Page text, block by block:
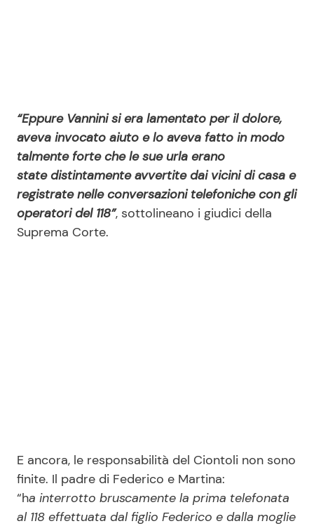
“Eppure Vannini si era lamentato per il dolore,
aveva invocato aiuto e lo aveva fatto in modo
talmente forte che le sue urla erano
state distintamente avvertite dai vicini di casa e
registrate nelle conversazioni telefoniche con gli
operatori del 118”, sottolineano i giudici della
Suprema Corte.
E ancora, le responsabilità del Ciontoli non sono
finite. Il padre di Federico e Martina:
“ha interrotto bruscamente la prima telefonata
al 118 effettuata dal figlio Federico e dalla moglie